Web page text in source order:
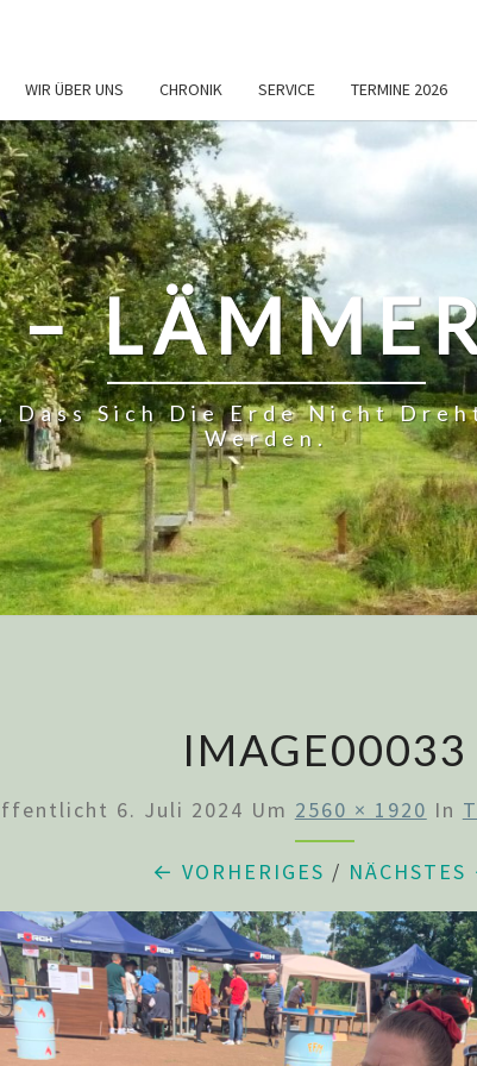
WIR ÜBER UNS CHRONIK SERVICE TERMINE 2026
Sich Die Erde Nicht
Werden.
IMAGE00033
6. Juli 2024 Um 2560 × 1920 In
← VORHERIGES /